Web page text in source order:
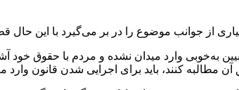
به‌خوبی وارد میدان نشده و مردم با حقوق خود